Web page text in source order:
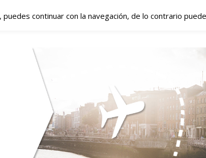
en Irlanda –
Irlanda
continuar con la navegación, de lo contrario